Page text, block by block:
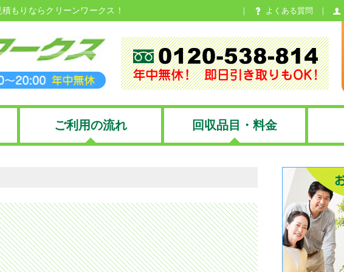
もりならクリーンワークス！ よくある質問
ご利用の流れ 回収品目・料金